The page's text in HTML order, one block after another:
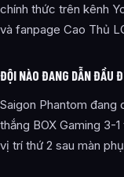
chính thức trên kênh
và fanpage Cao Thủ
ĐỘI NÀO ĐANG DẪN ĐẦU
Saigon Phantom đang
thắng BOX Gaming 3-
vị trí thứ 2 sau màn